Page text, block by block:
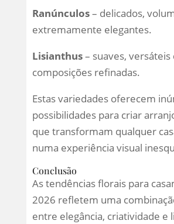
Ranúnculos– delicados,
extremamente elegantes.
Lisianthus– suaves, versáteis
composições refinadas.
Estas variedades oferecem
possibilidades para criar
que transformam qualquer
numa experiência visual
Conclusão
As tendências florais para
2026 refletem uma
entre elegância, criatividade e